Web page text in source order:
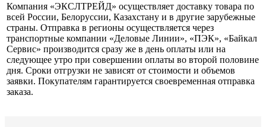
Компания «ЭКСЛТРЕЙД» осуществляет доставку товара по
всей России, Белоруссии, Казахстану и в другие зарубежные
страны. Отправка в регионы осуществляется через
транспортные компании «Деловые Линии», «ПЭК», «Байкал
Сервис» производится сразу же в день оплаты или на
следующее утро при совершении оплаты во второй половине
дня. Сроки отгрузки не зависят от стоимости и объемов
заявки. Покупателям гарантируется своевременная отправка
заказа.